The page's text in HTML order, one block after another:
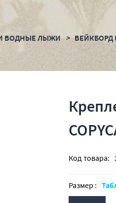
ВОДНЫЕ ЛЫЖИ ВЕЙКБОРД
Код товара:
Размер :